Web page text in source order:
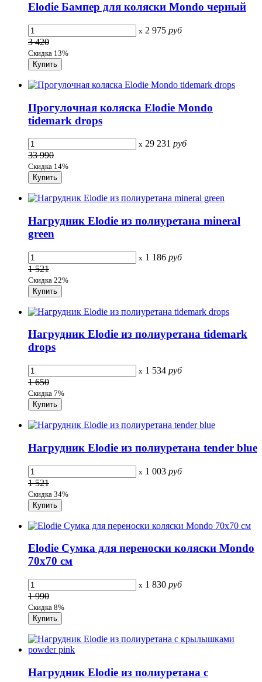
Elodie Бампер для коляски Mondo черный
x 2 975 руб
3 420
Скидка 13%
Прогулочная коляска Elodie Mondo
tidemark drops
x 29 231 руб
33 990
Скидка 14%
Нагрудник Elodie из полиуретана mineral
green
x 1 186 руб
1 521
Скидка 22%
Нагрудник Elodie из полиуретана tidemark
drops
x 1 534 руб
1 650
Скидка 7%
Нагрудник Elodie из полиуретана tender blue
x 1 003 руб
1 521
Скидка 34%
Elodie Сумка для переноски коляски Mondo
70х70 см
x 1 830 руб
1 990
Скидка 8%
Нагрудник Elodie из полиуретана с